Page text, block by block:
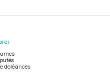
doléances